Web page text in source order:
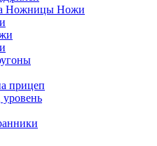
Ножницы Ножи
прицеп
уровень